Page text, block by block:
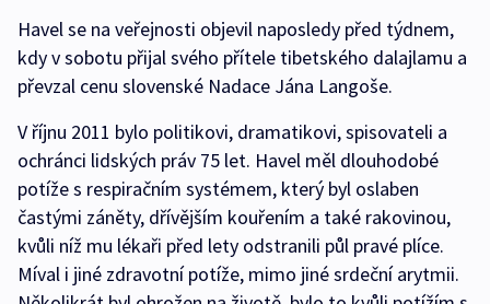
Havel se na veřejnosti objevil naposledy před týdnem,
kdy v sobotu přijal svého přítele tibetského dalajlamu a
převzal cenu slovenské Nadace Jána Langoše.
V říjnu 2011 bylo politikovi, dramatikovi, spisovateli a
ochránci lidských práv 75 let. Havel měl dlouhodobé
potíže s respiračním systémem, který byl oslaben
častými záněty, dřívějším kouřením a také rakovinou,
kvůli níž mu lékaři před lety odstranili půl pravé plíce.
Míval i jiné zdravotní potíže, mimo jiné srdeční arytmii.